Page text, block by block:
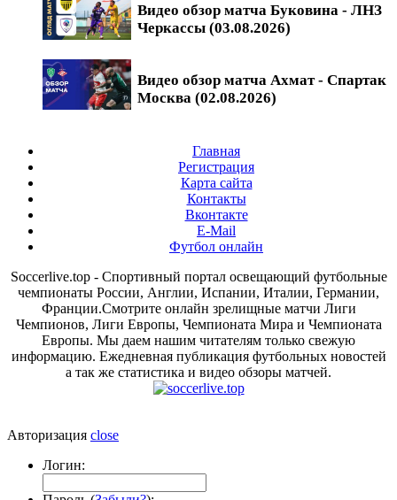
Видео обзор матча Буковина - ЛНЗ
Черкассы (03.08.2026)
Видео обзор матча Ахмат - Спартак
Москва (02.08.2026)
Главная
Регистрация
Карта сайта
Контакты
Вконтакте
E-Mail
Футбол онлайн
Soccerlive.top - Спортивный портал освещающий футбольные
чемпионаты России, Англии, Испании, Италии, Германии,
Франции.Смотрите онлайн зрелищные матчи Лиги
Чемпионов, Лиги Европы, Чемпионата Мира и Чемпионата
Европы. Мы даем нашим читателям только свежую
информацию. Ежедневная публикация футбольных новостей
а так же статистика и видео обзоры матчей.
Авторизация close
Логин: